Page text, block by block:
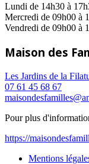
Lundi de 14h30 à
Mercredi de 09h00 à
Vendredi de 09h00 à
Maison des
Les Jardins de la
07 61 45 68 67
Pour plus
https://
Mentions